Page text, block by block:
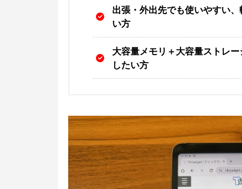
出張・外出先でも使いやすい
い方
大容量メモリ＋大容量ストレ
したい方